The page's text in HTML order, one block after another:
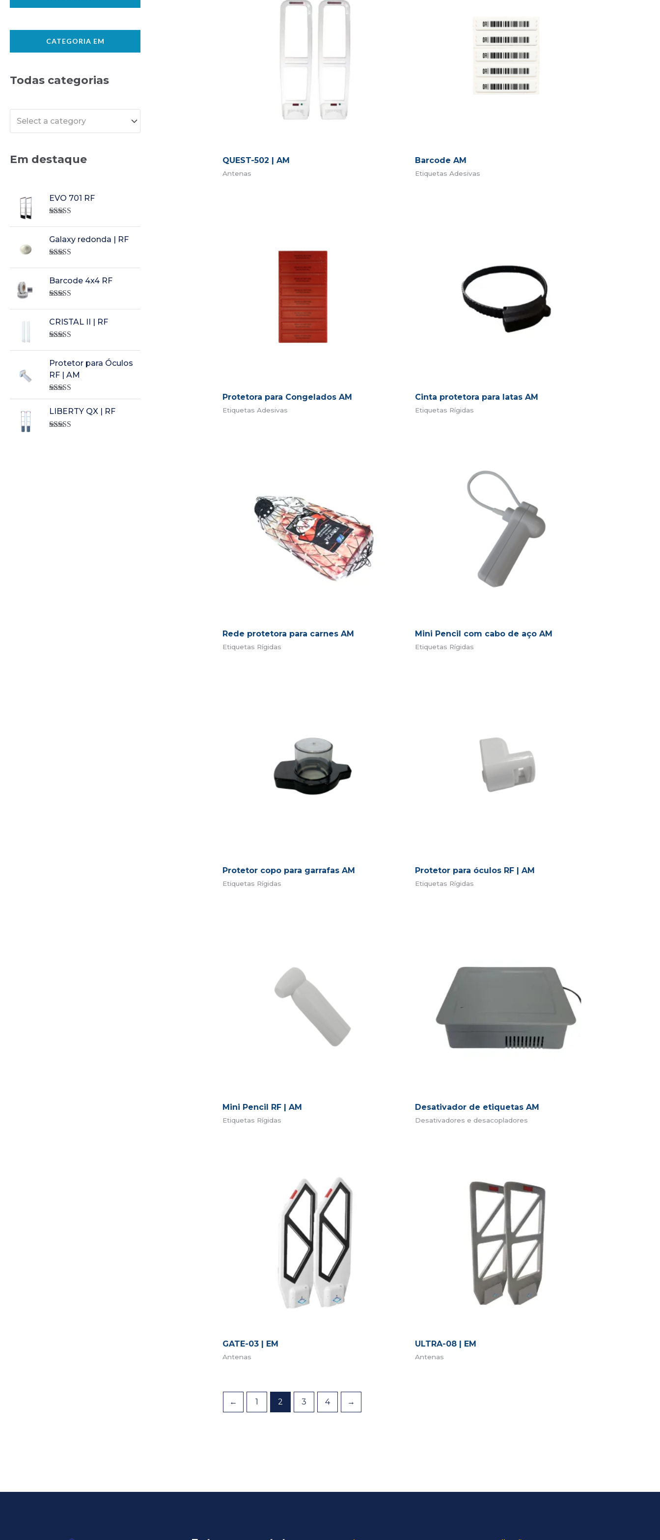
CATEGORIA EM
Todas categorias
Select a category
Em destaque
EVO 701 RF
Galaxy redonda | RF
Barcode 4x4 RF
CRISTAL II | RF
Protetor para Óculos
RF | AM
Rated5.00
out of 5
LIBERTY QX | RF
QUEST-502 | AM
Antenas
Barcode AM
Etiquetas Adesivas
Protetora para Congelados AM
Etiquetas Adesivas
Cinta protetora para latas AM
Etiquetas Rígidas
Rede protetora para carnes AM
Etiquetas Rígidas
Mini Pencil com cabo de aço AM
Etiquetas Rígidas
Protetor copo para garrafas AM
Etiquetas Rígidas
Protetor para óculos RF | AM
Etiquetas Rígidas
Mini Pencil RF | AM
Etiquetas Rígidas
Desativador de etiquetas AM
Desativadores e desacopladores
GATE-03 | EM
Antenas
ULTRA-08 | EM
Antenas
← 1 2 3 4 →